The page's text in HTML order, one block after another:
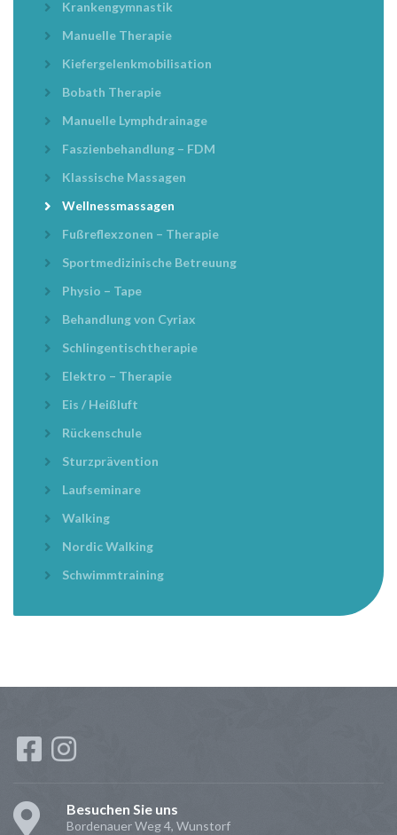
Krankengymnastik
Manuelle Therapie
Kiefergelenkmobilisation
Bobath Therapie
Manuelle Lymphdrainage
Faszienbehandlung – FDM
Klassische Massagen
Wellnessmassagen
Fußreflexzonen – Therapie
Sportmedizinische Betreuung
Physio – Tape
Behandlung von Cyriax
Schlingentischtherapie
Elektro – Therapie
Eis / Heißluft
Rückenschule
Sturzprävention
Laufseminare
Walking
Nordic Walking
Schwimmtraining
Besuchen Sie uns
Bordenauer Weg 4, Wunstorf